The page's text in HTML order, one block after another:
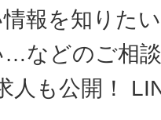
報を知りた
などのご相
人も公開！